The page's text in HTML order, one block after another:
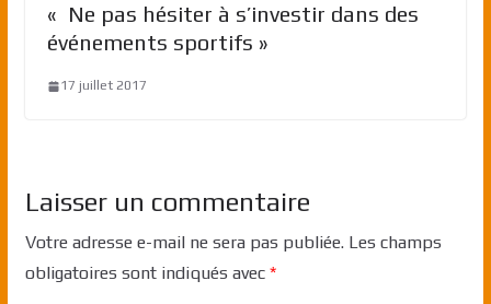
« Ne pas hésiter à s’investir dans des
événements sportifs »
17 juillet 2017
Laisser un commentaire
Votre adresse e-mail ne sera pas publiée. Les champs
obligatoires sont indiqués avec *